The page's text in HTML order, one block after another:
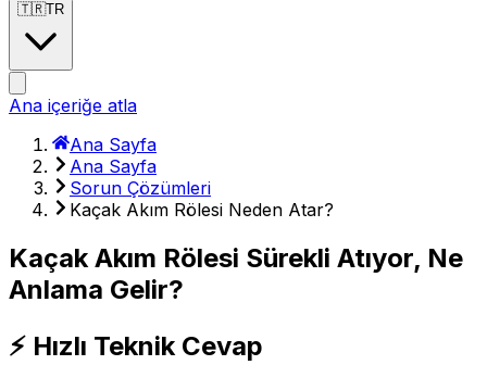
🇹🇷TR
Ana içeriğe atla
Ana Sayfa
Ana Sayfa
Sorun Çözümleri
Kaçak Akım Rölesi Neden Atar?
Kaçak Akım Rölesi Sürekli Atıyor, Ne
Anlama Gelir?
⚡ Hızlı Teknik Cevap